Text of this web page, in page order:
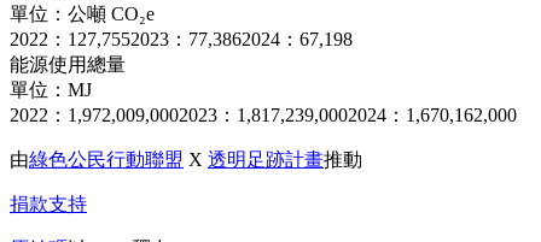
單位：公噸 CO₂e
2022：127,7552023：77,3862024：67,198
能源使用總量
單位：MJ
2022：1,972,009,0002023：1,817,239,0002024：1,670,162,000
由綠色公民行動聯盟 X 透明足跡計畫推動
捐款支持